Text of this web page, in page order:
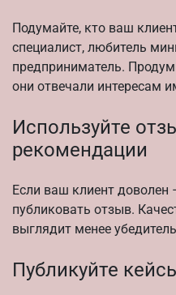
Подумайте, кто ваш
специалист, любитель
предприниматель.
они отвечали интересам
Используйте
рекомендации
Если ваш клиент доволен
публиковать отзыв.
выглядит менее
Публикуйте